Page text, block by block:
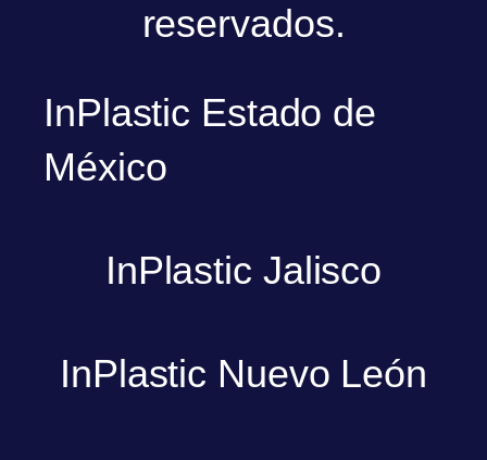
reservados.
InPlastic Estado de
México
InPlastic Jalisco
InPlastic Nuevo León